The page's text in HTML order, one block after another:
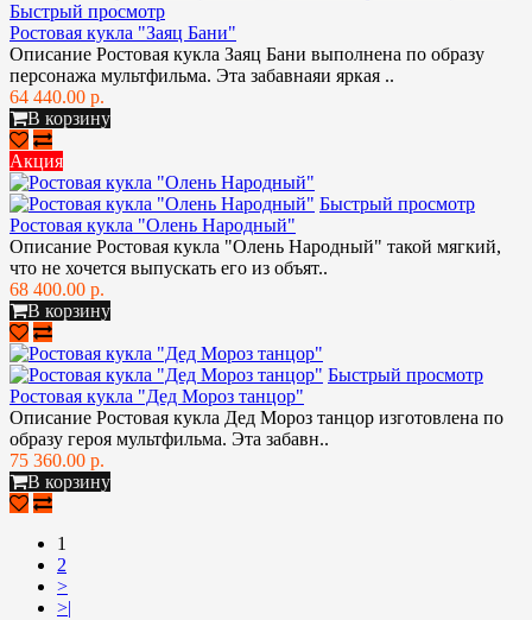
Быстрый просмотр
Ростовая кукла "Заяц Бани"
Описание Ростовая кукла Заяц Бани выполнена по образу
персонажа мультфильма. Эта забавнаяи яркая ..
64 440.00 р.
В корзину
Акция
Быстрый просмотр
Ростовая кукла "Олень Народный"
Описание Ростовая кукла "Олень Народный" такой мягкий,
что не хочется выпускать его из объят..
68 400.00 р.
В корзину
Быстрый просмотр
Ростовая кукла "Дед Мороз танцор"
Описание Ростовая кукла Дед Мороз танцор изготовлена по
образу героя мультфильма. Эта забавн..
75 360.00 р.
В корзину
1
2
>
>|